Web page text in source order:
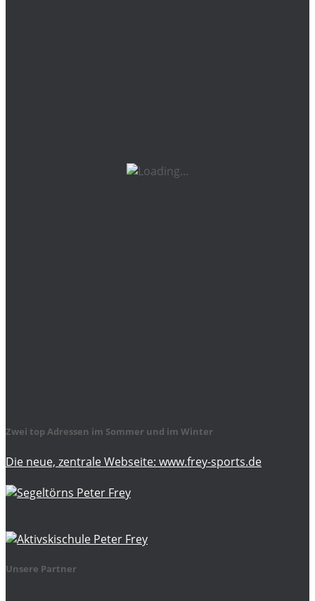
Zwei top Adressen im Sommer und im Winter
Die neue, zentrale Webseite: www.frey-sports.de
Unsere Partner